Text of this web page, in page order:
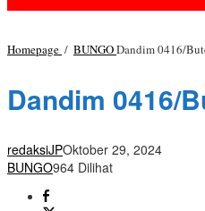
Homepage / BUNGODandim 0416/
Dandim 0416/
redaksiJPOktober 29, 2024
BUNGO964 Dilihat